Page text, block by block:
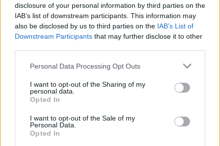
disclosure of your personal information by third parties on the
IAB’s list of downstream participants. This information may
also be disclosed by us to third parties on the IAB’s List of
Downstream Participants that may further disclose it to other
Please note that this website/app uses one or more Google
not limited to your visit or usage behaviour. You may click to
grant or deny consent to Google and its third-party tags to
use your data for below specified purposes in below Google
consent section.
Personal Data Processing Opt Outs
I want to opt-out of the Sharing of my
personal data.
Opted In
I want to opt-out of the Sale of my
Personal Data.
Opted In